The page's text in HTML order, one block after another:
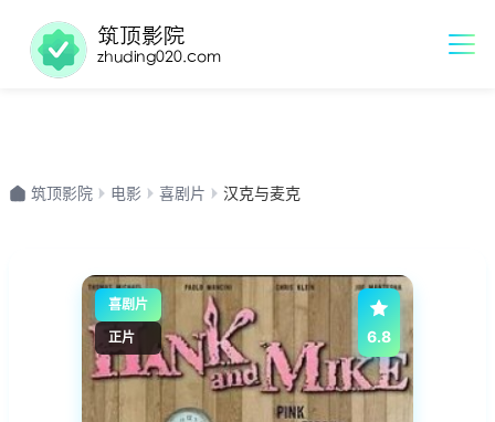
筑顶影院 电影 喜剧片 汉克与麦克
喜剧片
正片
6.8